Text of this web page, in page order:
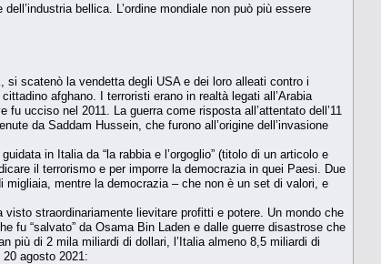
bellica. L’ordine mondiale non può più essere
si scatenò la vendetta degli USA e dei loro alleati contro i
afghano. I terroristi erano in realtà legati all’Arabia
ucciso nel 2011. La guerra come risposta all’attentato dell’11
da Saddam Hussein, che furono all’origine dell’invasione
in Italia da “la rabbia e l’orgoglio” (titolo di un articolo e
il terrorismo e per imporre la democrazia in quei Paesi. Due
mentre la democrazia – che non è un set di valori, e
straordinariamente lievitare profitti e potere. Un mondo che
fu “salvato” da Osama Bin Laden e dalle guerre disastrose che
più di 2 mila miliardi di dollari, l’Italia almeno 8,5 miliardi di
agosto 2021: